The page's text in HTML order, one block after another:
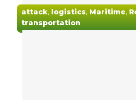
attack, logistics, Maritime,
transportation